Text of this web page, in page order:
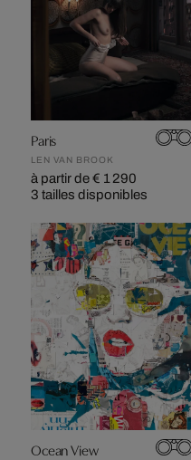
Paris
LEN VAN BROOK
à partir de € 1 290
3 tailles disponibles
Ocean View